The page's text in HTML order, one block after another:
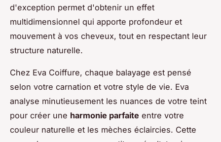
d'exception permet d'obtenir un effet
multidimensionnel qui apporte profondeur et
mouvement à vos cheveux, tout en respectant leur
structure naturelle.
Chez Eva Coiffure, chaque balayage est pensé
selon votre carnation et votre style de vie. Eva
analyse minutieusement les nuances de votre teint
pour créer une harmonie parfaite entre votre
couleur naturelle et les mèches éclaircies. Cette